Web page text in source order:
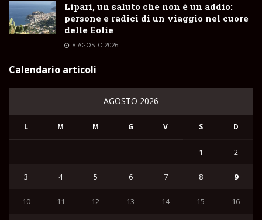
Lipari, un saluto che non è un addio:
persone e radici di un viaggio nel cuore
delle Eolie
8 AGOSTO 2026
Calendario articoli
AGOSTO 2026
L M M G V S D
1 2
3 4 5 6 7 8 9
10 11 12 13 14 15 16